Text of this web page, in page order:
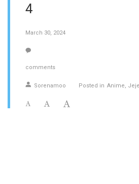
4
March 30, 2024
comments
Sorenamoo Posted in Anime